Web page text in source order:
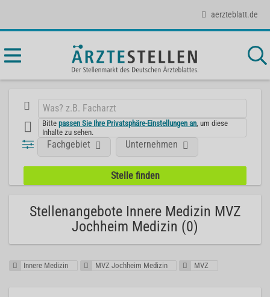
aerzteblatt.de
Bittepassen Sie Ihre Privatsphäre-Einstellungen an , um diese
Inhalte zu sehen.
Fachgebiet Unternehmen
Stellenangebote Innere Medizin MVZ
Jochheim Medizin (0)
Innere Medizin MVZ Jochheim Medizin MVZ